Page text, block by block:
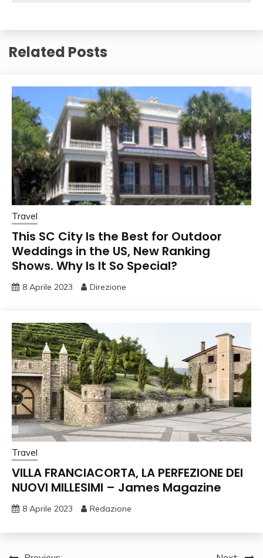
Related Posts
Travel
This SC City Is the Best for Outdoor
Weddings in the US, New Ranking
Shows. Why Is It So Special?
8 Aprile 2023 Direzione
Travel
VILLA FRANCIACORTA, LA PERFEZIONE DEI
NUOVI MILLESIMI – James Magazine
8 Aprile 2023 Redazione